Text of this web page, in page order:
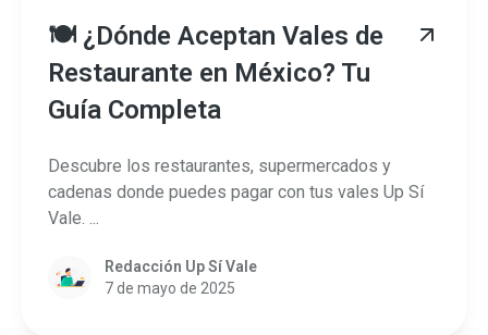
🍽️ ¿Dónde Aceptan Vales de
Restaurante en México? Tu
Guía Completa
Descubre los restaurantes, supermercados y
cadenas donde puedes pagar con tus vales Up Sí
Vale. ...
Redacción Up Sí Vale
7 de mayo de 2025